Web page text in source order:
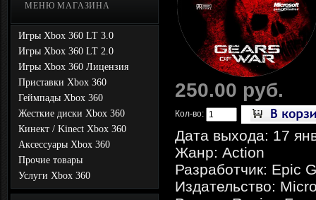
МЕНЮ МАГАЗИНА
Игры Xbox 360 LT 3.0
Игры Xbox 360 LT 2.0
Игры Xbox 360 Лицензия
Приставки Xbox 360
Геймпады Xbox 360
Жесткие диски Xbox 360
Кинект / Kinect Xbox 360
Аксессуары Xbox 360
Прочие товары
Услуги Xbox 360
250.00 руб.
Кол-во:
Дата выхода: 17
Жанр: Action
Разработчик: Epic
Издательство: